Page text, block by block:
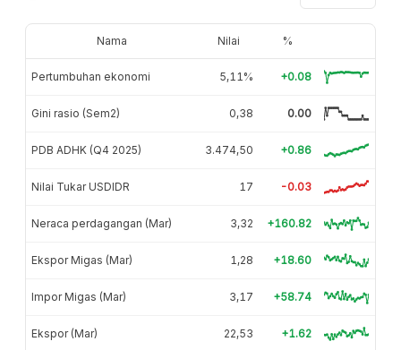
Nama Nilai %
Pertumbuhan ekonomi 5,11% +0.08
Gini rasio (Sem2) 0,38 0.00
PDB ADHK (Q4 2025) 3.474,50 +0.86
Nilai Tukar USDIDR 17 -0.03
Neraca perdagangan (Mar) 3,32 +160.82
Ekspor Migas (Mar) 1,28 +18.60
Impor Migas (Mar) 3,17 +58.74
Ekspor (Mar) 22,53 +1.62